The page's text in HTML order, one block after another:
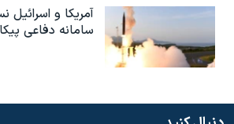
آمریکا و
سامانه دفاعی